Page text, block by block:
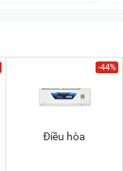
-44%
Điều hòa